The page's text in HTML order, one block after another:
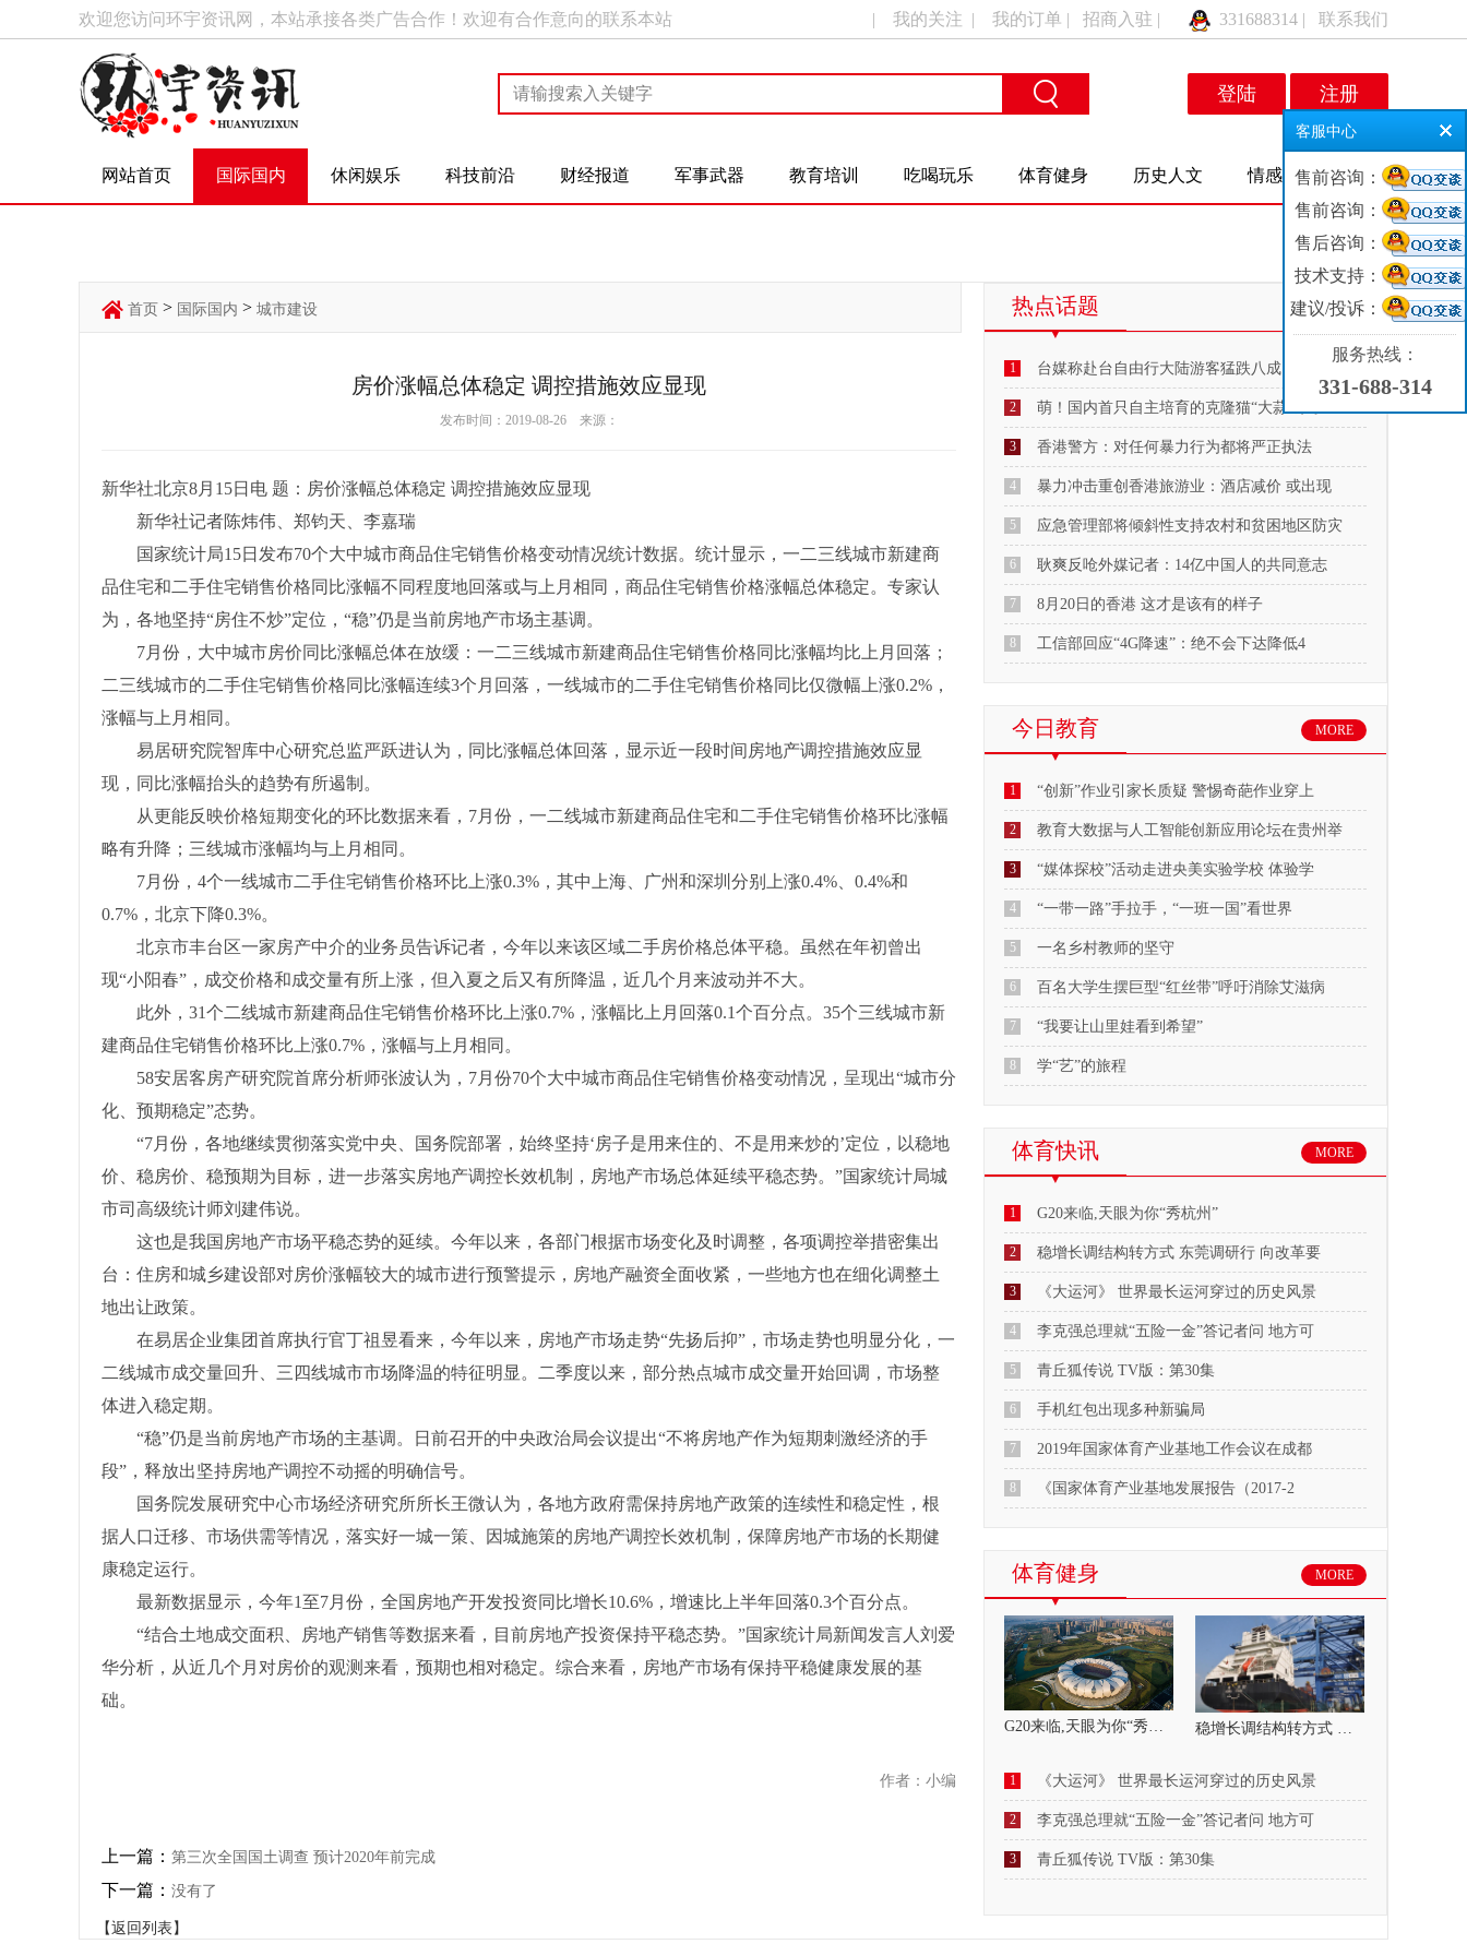
欢迎您访问环宇资讯网，本站承接各类广告合作！欢迎有合作意向的联系本站 | 我的关注 | 我的订单 | 招商入驻 | 331688314 | 联系我们
登陆 注册
网站首页 国际国内 休闲娱乐 科技前沿 财经报道 军事武器 教育培训 吃喝玩乐 体育健身 历史人文 情感交友
首页 > 国际国内 > 城市建设
房价涨幅总体稳定 调控措施效应显现
发布时间：2019-08-26 来源：
新华社北京8月15日电 题：房价涨幅总体稳定 调控措施效应显现
新华社记者陈炜伟、郑钧天、李嘉瑞
国家统计局15日发布70个大中城市商品住宅销售价格变动情况统计数据。统计显示，一二三线城市新建商
品住宅和二手住宅销售价格同比涨幅不同程度地回落或与上月相同，商品住宅销售价格涨幅总体稳定。专家认
为，各地坚持“房住不炒”定位，“稳”仍是当前房地产市场主基调。
7月份，大中城市房价同比涨幅总体在放缓：一二三线城市新建商品住宅销售价格同比涨幅均比上月回落；
二三线城市的二手住宅销售价格同比涨幅连续3个月回落，一线城市的二手住宅销售价格同比仅微幅上涨0.2%，
涨幅与上月相同。
易居研究院智库中心研究总监严跃进认为，同比涨幅总体回落，显示近一段时间房地产调控措施效应显
现，同比涨幅抬头的趋势有所遏制。
从更能反映价格短期变化的环比数据来看，7月份，一二线城市新建商品住宅和二手住宅销售价格环比涨幅
略有升降；三线城市涨幅均与上月相同。
7月份，4个一线城市二手住宅销售价格环比上涨0.3%，其中上海、广州和深圳分别上涨0.4%、0.4%和
0.7%，北京下降0.3%。
北京市丰台区一家房产中介的业务员告诉记者，今年以来该区域二手房价格总体平稳。虽然在年初曾出
现“小阳春”，成交价格和成交量有所上涨，但入夏之后又有所降温，近几个月来波动并不大。
此外，31个二线城市新建商品住宅销售价格环比上涨0.7%，涨幅比上月回落0.1个百分点。35个三线城市新
建商品住宅销售价格环比上涨0.7%，涨幅与上月相同。
58安居客房产研究院首席分析师张波认为，7月份70个大中城市商品住宅销售价格变动情况，呈现出“城市分
化、预期稳定”态势。
“7月份，各地继续贯彻落实党中央、国务院部署，始终坚持‘房子是用来住的、不是用来炒的’定位，以稳地
价、稳房价、稳预期为目标，进一步落实房地产调控长效机制，房地产市场总体延续平稳态势。”国家统计局城
市司高级统计师刘建伟说。
这也是我国房地产市场平稳态势的延续。今年以来，各部门根据市场变化及时调整，各项调控举措密集出
台：住房和城乡建设部对房价涨幅较大的城市进行预警提示，房地产融资全面收紧，一些地方也在细化调整土
地出让政策。
在易居企业集团首席执行官丁祖昱看来，今年以来，房地产市场走势“先扬后抑”，市场走势也明显分化，一
二线城市成交量回升、三四线城市市场降温的特征明显。二季度以来，部分热点城市成交量开始回调，市场整
体进入稳定期。
“稳”仍是当前房地产市场的主基调。日前召开的中央政治局会议提出“不将房地产作为短期刺激经济的手
段”，释放出坚持房地产调控不动摇的明确信号。
国务院发展研究中心市场经济研究所所长王微认为，各地方政府需保持房地产政策的连续性和稳定性，根
据人口迁移、市场供需等情况，落实好一城一策、因城施策的房地产调控长效机制，保障房地产市场的长期健
康稳定运行。
最新数据显示，今年1至7月份，全国房地产开发投资同比增长10.6%，增速比上半年回落0.3个百分点。
“结合土地成交面积、房地产销售等数据来看，目前房地产投资保持平稳态势。”国家统计局新闻发言人刘爱
华分析，从近几个月对房价的观测来看，预期也相对稳定。综合来看，房地产市场有保持平稳健康发展的基
础。
作者：小编
上一篇： 第三次全国国土调查 预计2020年前完成
下一篇： 没有了
【返回列表】
热点话题 MORE
1 台媒称赴台自由行大陆游客猛跌八成：“明年
2 萌！国内首只自主培育的克隆猫“大蒜”来了
3 香港警方：对任何暴力行为都将严正执法
4 暴力冲击重创香港旅游业：酒店减价 或出现
5 应急管理部将倾斜性支持农村和贫困地区防灾
6 耿爽反呛外媒记者：14亿中国人的共同意志
7 8月20日的香港 这才是该有的样子
8 工信部回应“4G降速”：绝不会下达降低4
今日教育 MORE
1 “创新”作业引家长质疑 警惕奇葩作业穿上
2 教育大数据与人工智能创新应用论坛在贵州举
3 “媒体探校”活动走进央美实验学校 体验学
4 “一带一路”手拉手，“一班一国”看世界
5 一名乡村教师的坚守
6 百名大学生摆巨型“红丝带”呼吁消除艾滋病
7 “我要让山里娃看到希望”
8 学“艺”的旅程
体育快讯 MORE
1 G20来临,天眼为你“秀杭州”
2 稳增长调结构转方式 东莞调研行 向改革要
3 《大运河》 世界最长运河穿过的历史风景
4 李克强总理就“五险一金”答记者问 地方可
5 青丘狐传说 TV版：第30集
6 手机红包出现多种新骗局
7 2019年国家体育产业基地工作会议在成都
8 《国家体育产业基地发展报告（2017-2
体育健身 MORE
稳增长调结构转方式 东莞调研行 向改革要
1 《大运河》 世界最长运河穿过的历史风景
2 李克强总理就“五险一金”答记者问 地方可
3 青丘狐传说 TV版：第30集
客服中心
售前咨询：
售前咨询：
售后咨询：
技术支持：
建议/投诉：
服务热线：
331-688-314